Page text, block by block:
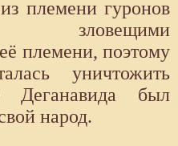
племени гуронов
зловещими
племени, поэтому
уничтожить
Деганавида был
народ.